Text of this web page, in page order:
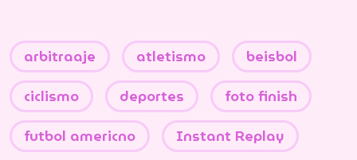
arbitraaje atletismo
beisbol
ciclismo
deportes
foto finish
futbol americno
Instant Replay